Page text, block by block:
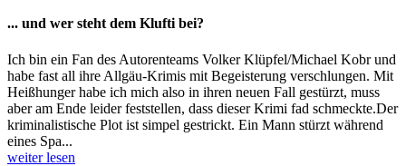
... und wer steht dem Klufti bei?
Ich bin ein Fan des Autorenteams Volker Klüpfel/Michael Kobr und
habe fast all ihre Allgäu-Krimis mit Begeisterung verschlungen. Mit
Heißhunger habe ich mich also in ihren neuen Fall gestürzt, muss
aber am Ende leider feststellen, dass dieser Krimi fad schmeckte.Der
kriminalistische Plot ist simpel gestrickt. Ein Mann stürzt während
eines Spa...
weiter lesen